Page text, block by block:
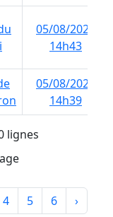
05/08/2026
14h43
05/08/2026
14h39
05/08/2026
14h43
05/08/2026
14h39
lignes
4 5 6 ›